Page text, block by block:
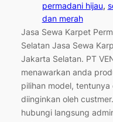
permadani hijau,
dan merah
Jasa Sewa Karpet
Selatan Jasa Sewa
Jakarta Selatan. PT
menawarkan anda
pilihan model,
diinginkan oleh
hubungi langsung